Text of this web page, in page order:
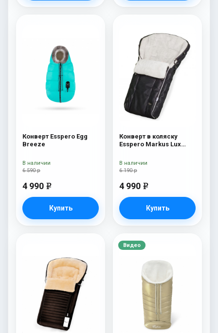
Конверт Esspero Egg
Breeze
6 590 р
4 990 e
Купить
В наличии
Конверт в коляску
Esspero Markus Lux
овечья шерсть) Black
6 190 р
4 990 e
Купить
В наличии
Видео